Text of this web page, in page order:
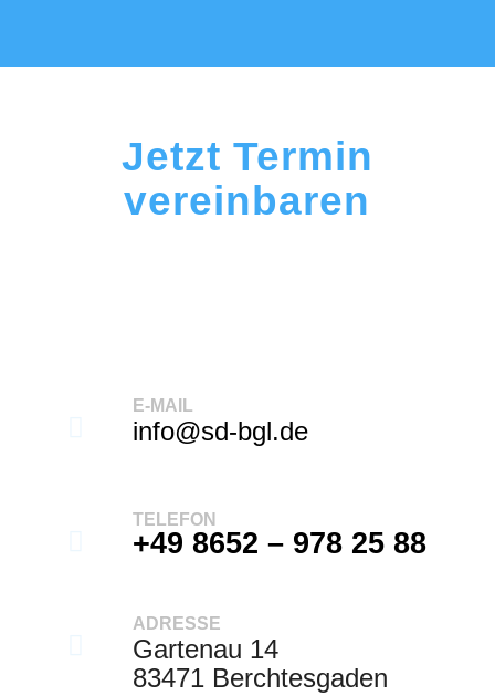
Jetzt Termin
vereinbaren
E-MAIL
info@sd-bgl.de
TELEFON
+49 8652 – 978 25 88
ADRESSE
Gartenau 14
83471 Berchtesgaden